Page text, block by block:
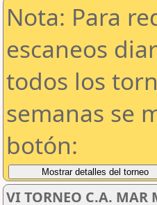
Nota: Para
escaneos
todos los
semanas se
botón:
VI TORNEO C.A. MAR